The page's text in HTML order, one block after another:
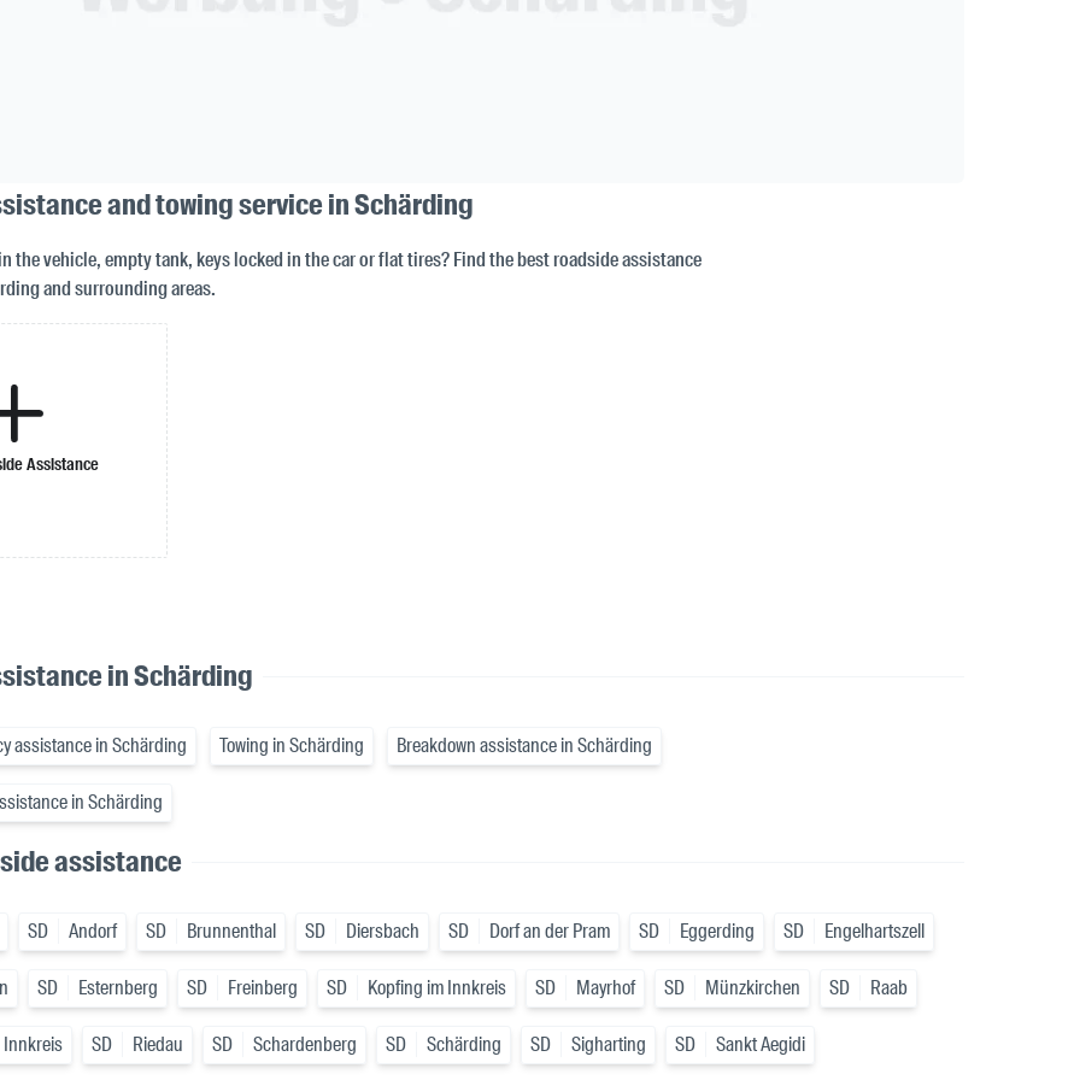
and towing service in Schärding
the vehicle, empty tank, keys locked in the car or flat tires? Find the best roadside assistance
and surrounding areas.
Assistance
in Schärding
assistance in Schärding Towing in Schärding Breakdown assistance in Schärding
in Schärding
assistance
SD Andorf SD Brunnenthal SD Diersbach SD Dorf an der Pram SD Eggerding SD Engelhartszell
SD Esternberg SD Freinberg SD Kopfing im Innkreis SD Mayrhof SD Münzkirchen SD Raab
Innkreis SD Riedau SD Schardenberg SD Schärding SD Sigharting SD Sankt Aegidi